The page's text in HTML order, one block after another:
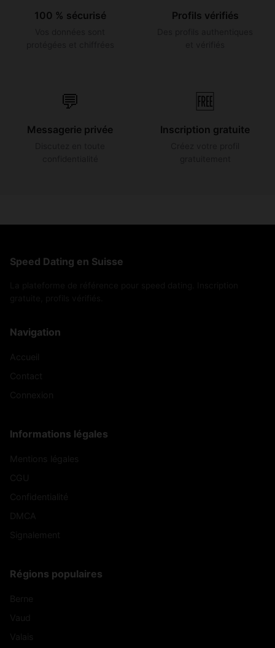
100 % sécurisé Profils vérifiés
💬
Messagerie privée
🆓
Inscription gratuite
Speed Dating en Suisse
Navigation
Informations légales
Régions populaires